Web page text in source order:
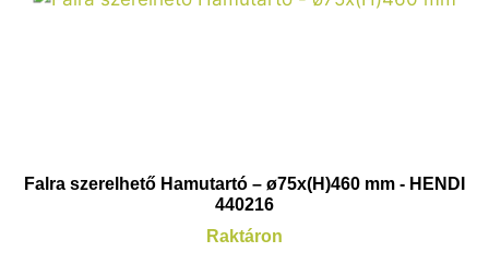
Falra szerelhető Hamutartó – ø75x(H)460 mm - HENDI
440216
Raktáron